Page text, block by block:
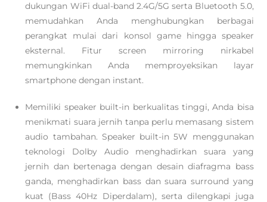
dukungan WiFi dual-band 2.4G/5G serta Bluetooth 5.0,
memudahkan Anda menghubungkan berbagai
perangkat mulai dari konsol game hingga speaker
eksternal. Fitur screen mirroring nirkabel
memungkinkan Anda memproyeksikan layar
smartphone dengan instant.
Memiliki speaker built-in berkualitas tinggi, Anda bisa
menikmati suara jernih tanpa perlu memasang sistem
audio tambahan. Speaker built-in 5W menggunakan
teknologi Dolby Audio menghadirkan suara yang
jernih dan bertenaga dengan desain diafragma bass
ganda, menghadirkan bass dan suara surround yang
kuat (Bass 40Hz Diperdalam), serta dilengkapi juga